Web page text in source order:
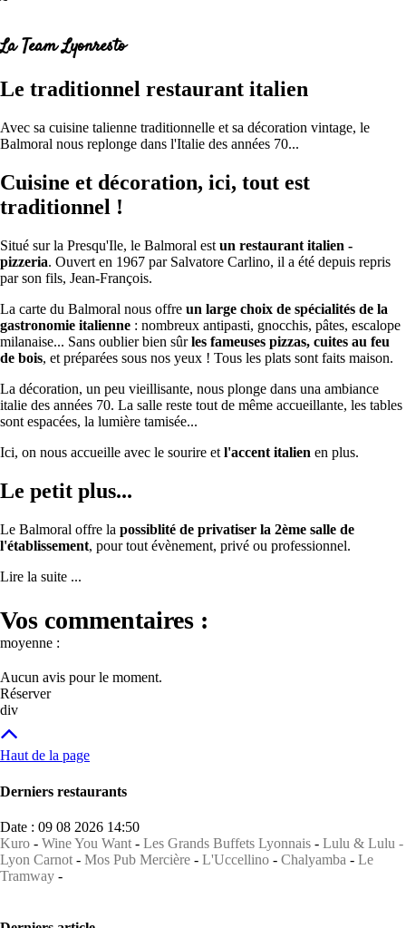
La Team Lyonresto
Le traditionnel restaurant italien
Avec sa cuisine talienne traditionnelle et sa décoration vintage, le
Balmoral nous replonge dans l'Italie des années 70...
Cuisine et décoration, ici, tout est
traditionnel !
Situé sur la Presqu'Ile, le Balmoral est un restaurant italien -
pizzeria. Ouvert en 1967 par Salvatore Carlino, il a été depuis repris
par son fils, Jean-François.
La carte du Balmoral nous offre un large choix de spécialités de la
gastronomie italienne : nombreux antipasti, gnocchis, pâtes, escalope
milanaise... Sans oublier bien sûrles fameuses pizzas, cuites au feu
de bois, et préparées sous nos yeux ! Tous les plats sont faits maison.
La décoration, un peu vieillisante, nous plonge dans una ambiance
italie des années 70. La salle reste tout de même accueillante, les tables
sont espacées, la lumière tamisée...
Ici, on nous accueille avec le sourire et l'accent italien en plus.
Le petit plus...
Le Balmoral offre la possiblité de privatiser la 2ème salle de
l'établissement, pour tout évènement, privé ou professionnel.
Lire la suite ...
Vos commentaires :
moyenne :
Aucun avis pour le moment.
Réserver
div
Haut de la page
Derniers restaurants
Date : 09 08 2026 14:50
Kuro - Wine You Want - Les Grands Buffets Lyonnais - Lulu & Lulu -
Lyon Carnot - Mos Pub Mercière - L'Uccellino - Chalyamba - Le
Tramway -